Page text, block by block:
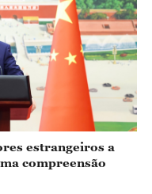
estrangeiros a
compreensão